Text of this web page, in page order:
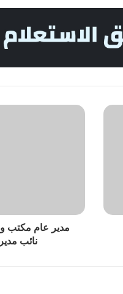
مدير عام مكتب
نائب